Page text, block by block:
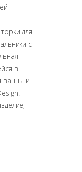
для
с
в
ванны и